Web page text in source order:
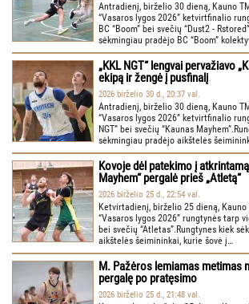
Antradienį, birželio 30 dieną, Kauno
“Vasaros lygos 2026” ketvirtfinalio
BC “Boom” bei svečių “Dust2 -
sėkmingiau pradėjo BC “Boom”
„KKL NGT“ lengvai pervažiavo
ekipą ir žengė į pusfinalį
2026 birželio 30 d., 20:37 val.
Antradienį, birželio 30 dieną, Kauno
“Vasaros lygos 2026” ketvirtfinalio
NGT” bei svečių “Kaunas
sėkmingiau pradėjo aikštelės
Kovoje dėl patekimo į
Mayhem“ pergalė prieš „Atletą“
2026 birželio 25 d., 22:54 val.
Ketvirtadienį, birželio 25 dieną,
“Vasaros lygos 2026” rungtynės tarp
bei svečių “Atletas”.Rungtynes kiek
aikštelės šeimininkai, kurie šovė į…
M. Pažėros lemiamas metimas
pergalę po pratęsimo
2026 birželio 25 d., 21:48 val.